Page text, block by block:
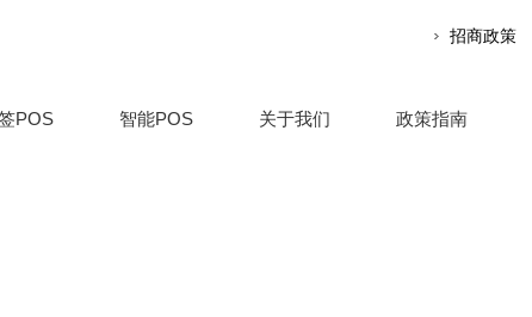
招商政策
POS 智能POS 关于我们 政策指南